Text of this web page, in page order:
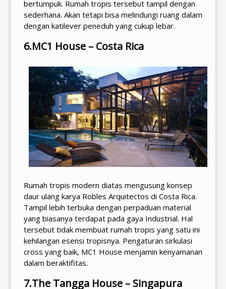
bertumpuk. Rumah tropis tersebut tampil dengan
sederhana. Akan tetapi bisa melindungi ruang dalam
dengan katilever peneduh yang cukup lebar.
6.MC1 House – Costa Rica
Rumah tropis modern diatas mengusung konsep
daur ulang karya Robles Arquitectos di Costa Rica.
Tampil lebih terbuka dengan perpaduan material
yang biasanya terdapat pada gaya Industrial. Hal
tersebut tidak membuat rumah tropis yang satu ini
kehilangan esensi tropisnya. Pengaturan sirkulasi
cross yang baik, MC1 House menjamin kenyamanan
dalam beraktifitas.
7.The Tangga House – Singapura